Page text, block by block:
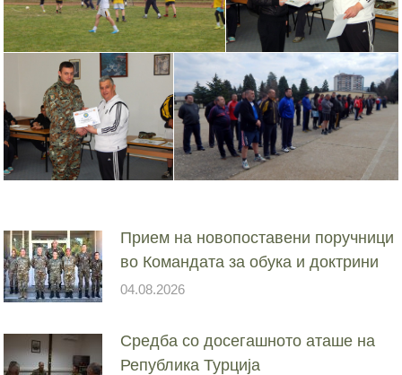
Прием на новопоставени поручници
во Командата за обука и доктрини
04.08.2026
Средба со досегашното аташе на
Република Турција